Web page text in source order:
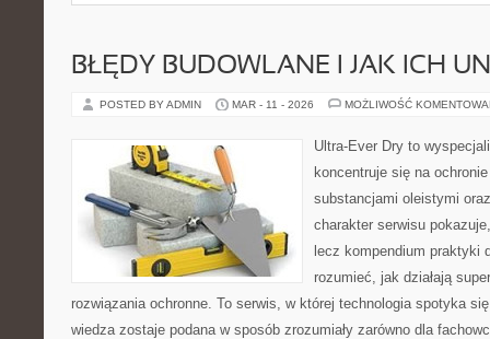
BŁĘDY BUDOWLANE I JAK ICH
POSTED BY ADMIN MAR - 11 - 2026 MOŻLIWOŚĆ
Ultra-Ever Dry to
koncentruje się na
substancjami oleistymi
charakter serwisu
lecz kompendium praktyki
rozumieć, jak działają
rozwiązania ochronne. To serwis, w której technologia spotyka
wiedza zostaje podana w sposób zrozumiały zarówno dla